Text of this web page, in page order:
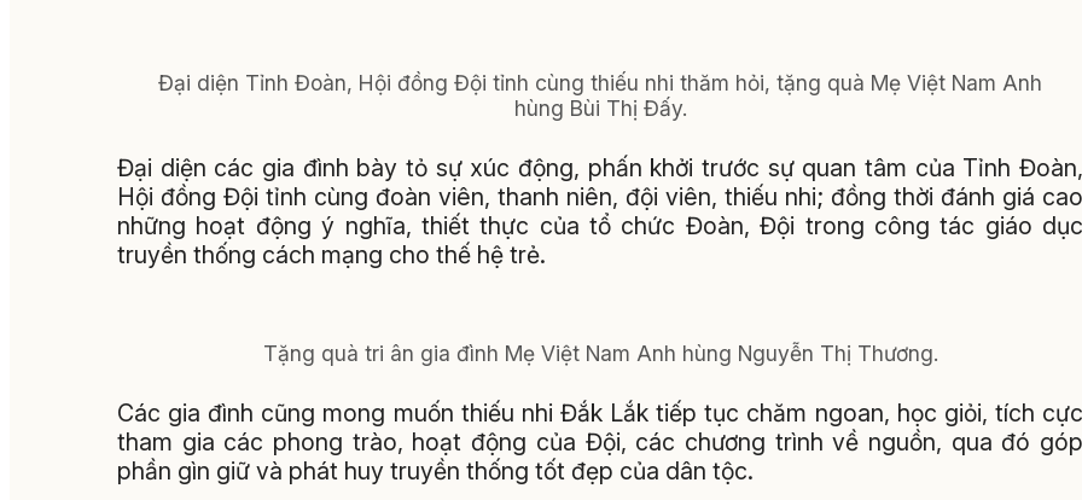
Đại diện Tỉnh Đoàn, Hội đồng Đội tỉnh cùng thiếu nhi thăm hỏi, tặng quà Mẹ Việt Nam Anh
hùng Bùi Thị Đấy.
Đại diện các gia đình bày tỏ sự xúc động, phấn khởi trước sự quan tâm của Tỉnh Đoàn,
Hội đồng Đội tỉnh cùng đoàn viên, thanh niên, đội viên, thiếu nhi; đồng thời đánh giá cao
những hoạt động ý nghĩa, thiết thực của tổ chức Đoàn, Đội trong công tác giáo dục
truyền thống cách mạng cho thế hệ trẻ.
Tặng quà tri ân gia đình Mẹ Việt Nam Anh hùng Nguyễn Thị Thương.
Các gia đình cũng mong muốn thiếu nhi Đắk Lắk tiếp tục chăm ngoan, học giỏi, tích cực
tham gia các phong trào, hoạt động của Đội, các chương trình về nguồn, qua đó góp
phần gìn giữ và phát huy truyền thống tốt đẹp của dân tộc.